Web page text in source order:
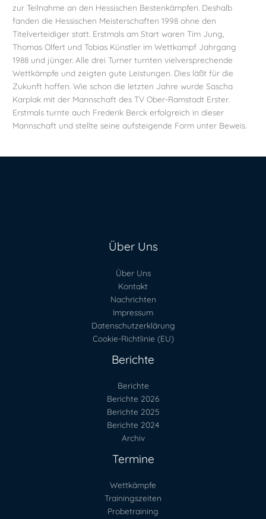
zur Teilnahme an den Hessischen Bestenkämpfen. Deshalb
fanden die Hessischen Meisterschaften 1998 ohne den
Titelverteidiger statt. Erstmals am Start waren Tim Jung,
Thomas Olfert und Tobias Künstler im Wettkampf Jahrgang
1988 und jünger. Alle drei Turner turnten vielversprechende
Wettkämpfe und zeigten gute Leistungen. Dies läßt für die
Zukunft hoffen. Wie schon die letzten Jahre wurde Sascha
Karplak mit der Mannschaft des TV Ober-Ramstadt Erster.
Erstmals turnte auch Frederik Berck erfolgreich in dieser
Mannschaft und stellte seine aufsteigende Form unter Beweis.
Über Uns
Über Uns
Kontakt
Nachrichten
Impressum
Datenschutzerklärung
Cookie-Richtlinie (EU)
Berichte
Berichte
Berichte 2026
Berichte 2025
Berichte 2024
Archiv
Termine
Wettkämpfe
Trainingszeiten
Probetraining